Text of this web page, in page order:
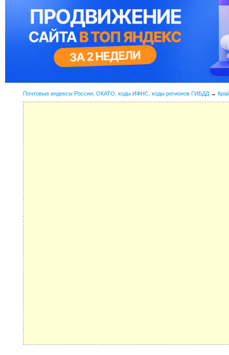
Почтовые индексы России, ОКАТО, коды ИФНС, коды регионов ГИБДД →